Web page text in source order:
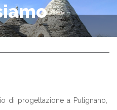
di progettazione a Putignano,